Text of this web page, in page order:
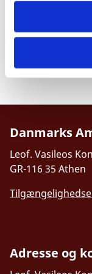
E-mail:
Danmarks
Leof. Vasileos
GR-116 35 Athen
Adresse og